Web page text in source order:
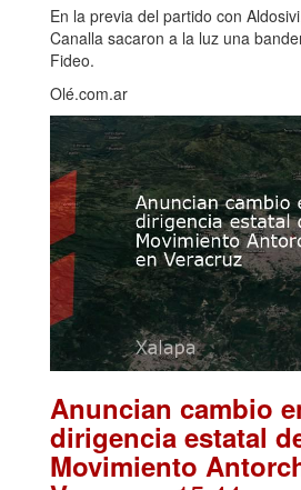
En la previa del partido con
Canalla sacaron a la luz una
Fideo.
Olé.com.ar
Anuncian cambio
dirigencia estatal
Movimiento